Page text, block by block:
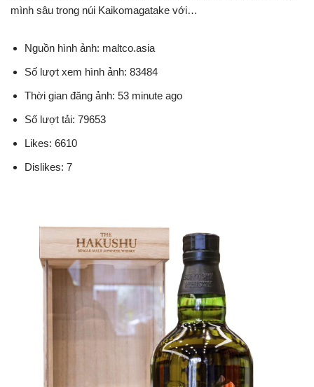
mình sâu trong núi Kaikomagatake với…
Nguồn hình ảnh: maltco.asia
Số lượt xem hình ảnh: 83484
Thời gian đăng ảnh: 53 minute ago
Số lượt tải: 79653
Likes: 6610
Dislikes: 7